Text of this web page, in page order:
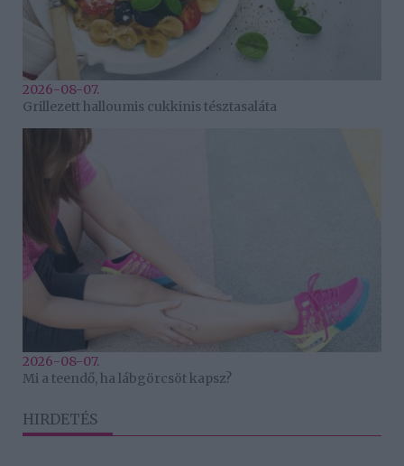
2026-08-07.
Grillezett halloumis cukkinis tésztasaláta
2026-08-07.
Mi a teendő, ha lábgörcsöt kapsz?
HIRDETÉS